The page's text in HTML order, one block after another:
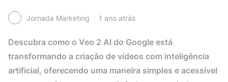
Jornada Marketing 1 ano atrás
Descubra como o Veo 2 AI do Google está
transformando a criação de vídeos com inteligência
artificial, oferecendo uma maneira simples e acessível